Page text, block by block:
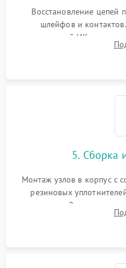
Восстановление цепей
шлейфов и
неисправной ИК-
очистка плат и удаление
5. Сборка
Монтаж узлов в корпус с
резиновых
смазки. Заполнение
осушенным азотом для